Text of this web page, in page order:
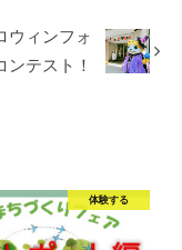
ウィンフォ
ンテスト！
体験する